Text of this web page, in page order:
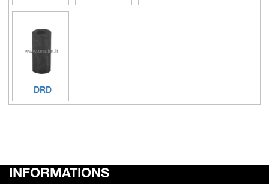
DRD
INFORMATIONS